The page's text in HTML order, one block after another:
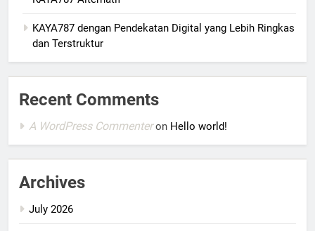
KAYA787 dengan Pendekatan Digital yang Lebih Ringkas
dan Terstruktur
Recent Comments
A WordPress Commenteron Hello world!
Archives
July 2026